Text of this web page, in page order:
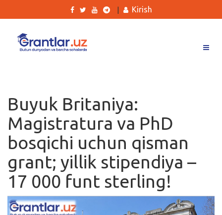
Ishlar
Kurslar
Blog
Yana
Kirish
Buyuk Britaniya:
Magistratura va PhD
bosqichi uchun qisman
grant; yillik stipendiya –
17 000 funt sterling!